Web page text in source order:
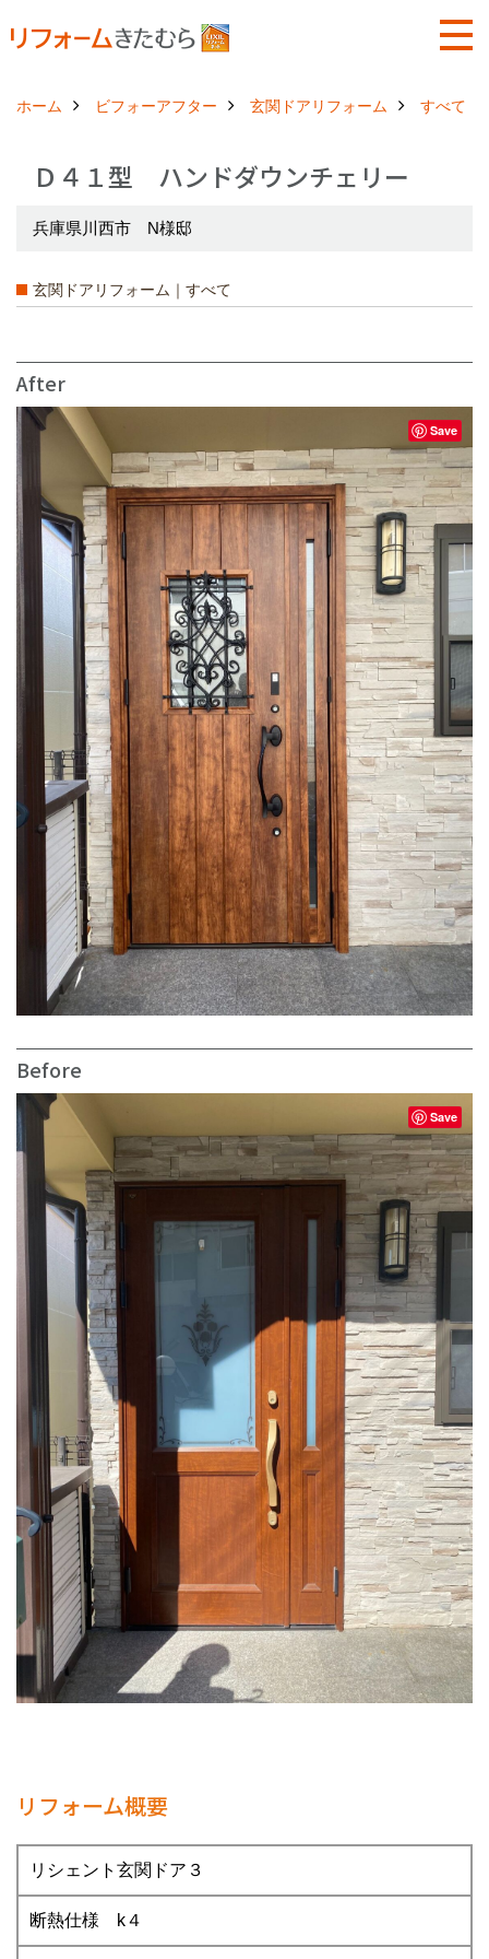
ホーム ビフォーアフター 玄関ドアリフォーム すべて
Ｄ４１型 ハンドダウンチェリー
兵庫県川西市 N様邸
玄関ドアリフォーム｜すべて
After
Save
Before
Save
リフォーム概要
リシェント玄関ドア３
断熱仕様 k４